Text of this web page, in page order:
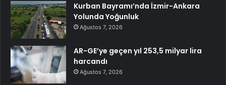
Kurban Bayramı’nda İzmir-Ankara
Yolunda Yoğunluk
Ağustos 7, 2026
AR-GE’ye geçen yıl 253,5 milyar lira
harcandı
Ağustos 7, 2026